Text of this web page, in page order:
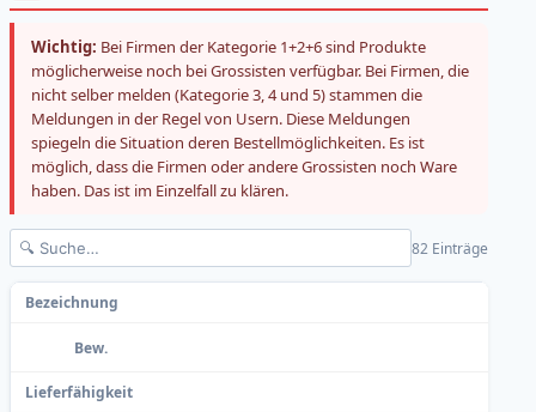
Wichtig: Bei Firmen der Kategorie 1+2+6 sind Produkte
möglicherweise noch bei Grossisten verfügbar. Bei Firmen, die
nicht selber melden (Kategorie 3, 4 und 5) stammen die
Meldungen in der Regel von Usern. Diese Meldungen
spiegeln die Situation deren Bestellmöglichkeiten. Es ist
möglich, dass die Firmen oder andere Grossisten noch Ware
haben. Das ist im Einzelfall zu klären.
82 Einträge